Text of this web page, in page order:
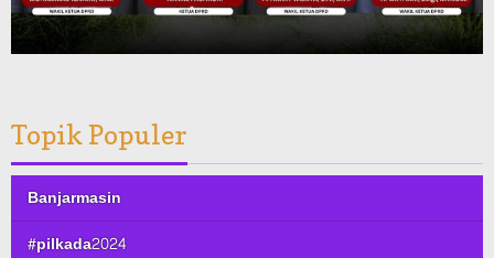
Topik Populer
Banjarmasin
#pilkada2024